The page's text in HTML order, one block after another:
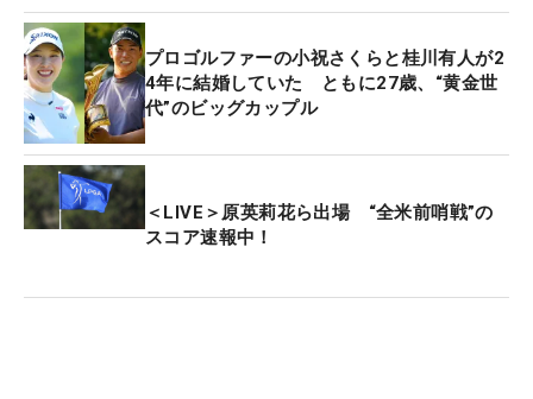
プロゴルファーの小祝さくらと桂川有人が2
4年に結婚していた ともに27歳、“黄金世
代”のビッグカップル
＜LIVE＞原英莉花ら出場 “全米前哨戦”の
スコア速報中！